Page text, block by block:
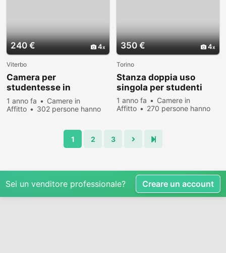
240 € 4
Viterbo
Camera per
studentesse in
appartamento
1 anno fa
Camere in
Affitto
302 persone hanno
350 € 4
Torino
Stanza doppia uso
singola per studenti
1 anno fa
Camere in
Affitto
270 persone hanno
1 2 3
Sei un venditore professionale? Creare un account